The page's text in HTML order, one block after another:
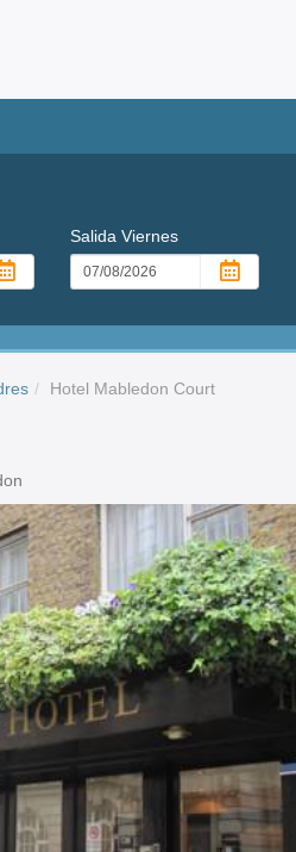
SalidaViernes
Hotel Mabledon Court